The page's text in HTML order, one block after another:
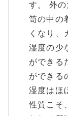
す。 外
笥の中の
くなり、
湿度の少
ができる
ができる
湿度はほ
性質こそ